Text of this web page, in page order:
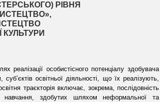
РІВНЯ
КУЛЬТУРИ
реалізації особистісного потенціалу здобувача
освітньої діяльності, що їх реалізують,
траєкторія включає, зокрема, послідовність
навчання, здобутих шляхом неформальної та